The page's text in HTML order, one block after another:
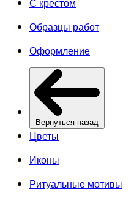
Образцы работ
Оформление
Вернуться назад
Цветы
Иконы
Ритуальные мотивы